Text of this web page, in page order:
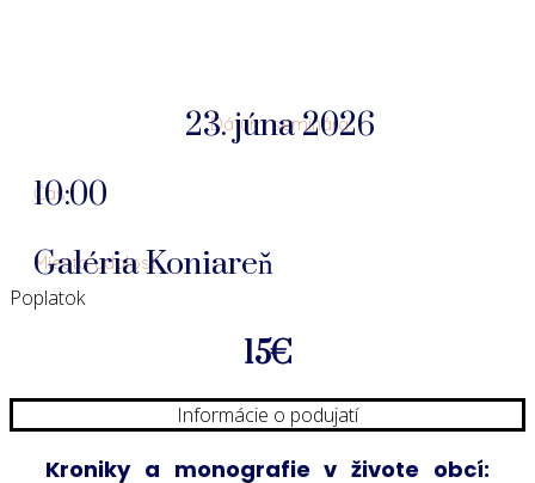
Dátum seminára
23. júna 2026
Čas
10:00
Miesto udalosti
Galéria Koniareň
Poplatok
15€
Informácie o podujatí
Kroniky a monografie v živote obcí: